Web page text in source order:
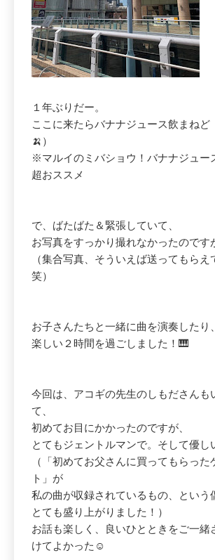
１年ぶりだー。
ここに来たらバナナジュース飲まねど
🍌）
※マルイのミバショウ！バナナジュー
超おススメ
で、ばたばた＆緊張していて、
お写真をすっかり撮れなかったのです
（集合写真、そういえば送ってもらえ
笑）
お子さんたちと一緒に曲を演奏したり、
楽しい２時間を過ごしました！🎹
今回は、アコギの先生のしもださんも
て、
初めてお目にかかったのですが、
とてもジェントルマンで。そして優し
（「初めてお父さんに買ってもらった
ト」が
私の曲が収録されているもの、という
とても盛り上がりました！）
お話も楽しく、良いひとときをご一緒
けてよかった☺️